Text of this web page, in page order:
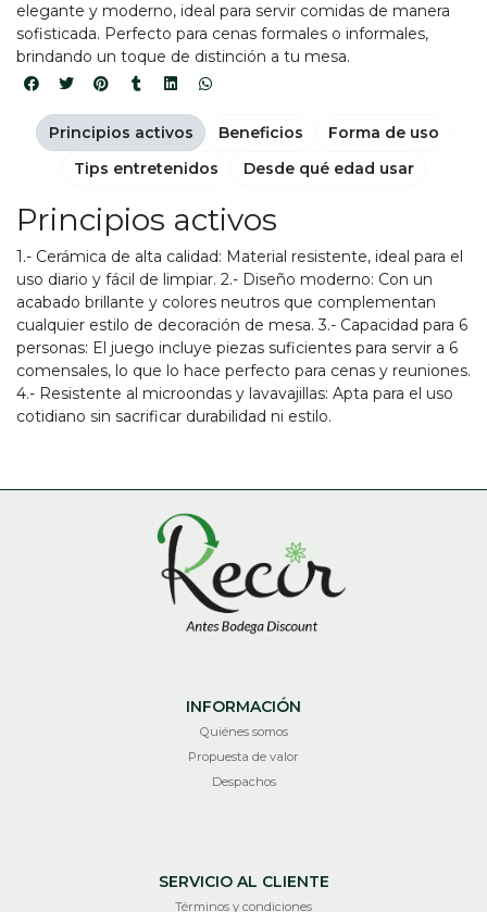
elegante y moderno, ideal para servir comidas de manera
sofisticada. Perfecto para cenas formales o informales,
brindando un toque de distinción a tu mesa.
Principios activos
1.- Cerámica de alta calidad: Material resistente, ideal para el
uso diario y fácil de limpiar. 2.- Diseño moderno: Con un
acabado brillante y colores neutros que complementan
cualquier estilo de decoración de mesa. 3.- Capacidad para 6
personas: El juego incluye piezas suficientes para servir a 6
comensales, lo que lo hace perfecto para cenas y reuniones.
4.- Resistente al microondas y lavavajillas: Apta para el uso
cotidiano sin sacrificar durabilidad ni estilo.
Principios activos Beneficios
Forma de uso
Tips entretenidos
Desde qué edad usar
INFORMACIÓN
Quiénes somos
Propuesta de valor
Despachos
SERVICIO AL CLIENTE
Términos y condiciones